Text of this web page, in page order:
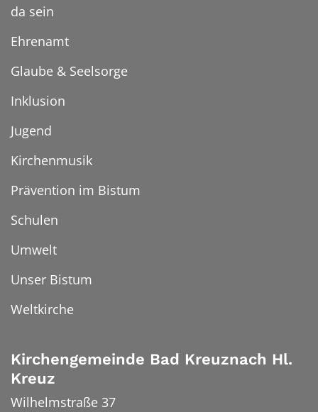
da sein
Ehrenamt
Glaube & Seelsorge
Inklusion
Jugend
Kirchenmusik
Prävention im Bistum
Schulen
Umwelt
Unser Bistum
Weltkirche
Kirchengemeinde Bad Kreuznach Hl.
Kreuz
Wilhelmstraße 37